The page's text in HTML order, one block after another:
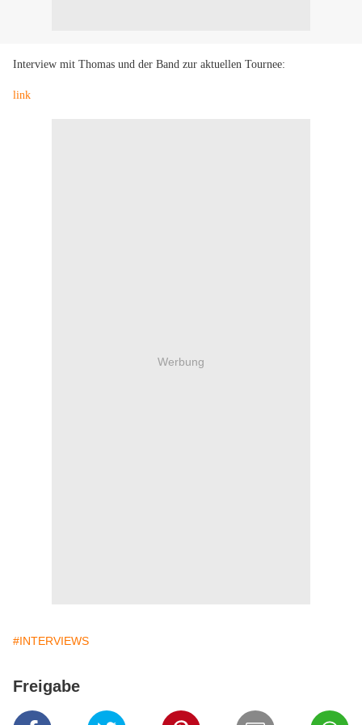
Interview mit Thomas und der Band zur aktuellen Tournee:
link
Werbung
#INTERVIEWS
Freigabe